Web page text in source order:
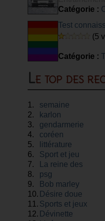
Catégorie :
Test
(5
Catégorie :
Le top des
1.
semaine
2.
karlon
3.
gendarmerie
4.
coréen
5.
littérature
6.
Sport et jeu
7.
La reine des
neiges
8.
psg
9.
Bob marley
10. Désire doue
11. Sports et jeux
12. Dévinette